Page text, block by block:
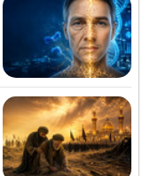
پایان شایعات در مورد
پشت‌پرده بند فسخ قرارداد ۱۰۰ میلیونی استقلال و رضاییان
موضع جدید نساجی
سفر مربی جدید استقلال
استعلام استقلال از